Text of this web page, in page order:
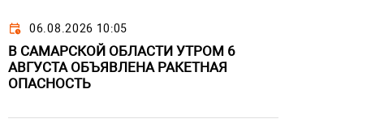
06.08.2026 10:05
В САМАРСКОЙ ОБЛАСТИ УТРОМ 6
АВГУСТА ОБЪЯВЛЕНА РАКЕТНАЯ
ОПАСНОСТЬ